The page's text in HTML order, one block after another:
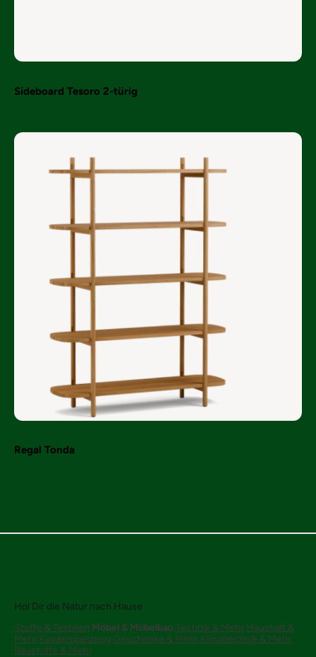
Sideboard Tesoro 2-türig
Regal Tonda
Hol Dir die Natur nach Hause
Stoffe & Textilien Möbel & Möbelbau Technik & Mehr Haushalt &
Mehr Kinderspielzeug Geschenke & Mehr Klimatechnik & Mehr
Baustoffe & Mehr